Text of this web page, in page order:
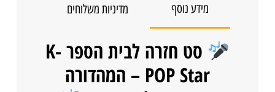
מידע נוסף מדיניות משלוחים
סט חזרה לבית הספר K-
POP Star – המהדורה